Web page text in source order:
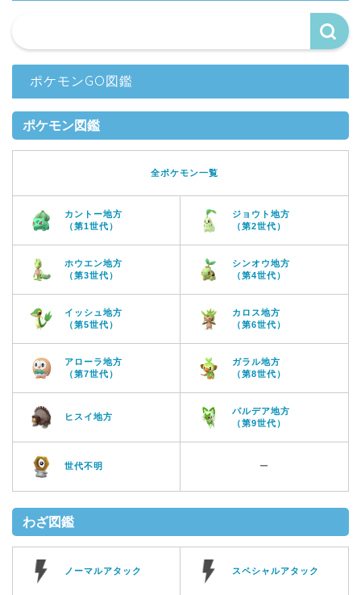
ポケモンGO図鑑
ポケモン図鑑
全ポケモン一覧
カントー地方
（第1世代）
ジョウト地方
（第2世代）
ホウエン地方
（第3世代）
シンオウ地方
（第4世代）
イッシュ地方
（第5世代）
カロス地方
（第6世代）
アローラ地方
（第7世代）
ガラル地方
（第8世代）
ヒスイ地方
パルデア地方
（第9世代）
世代不明 ー
わざ図鑑
ノーマルアタック スペシャルアタック